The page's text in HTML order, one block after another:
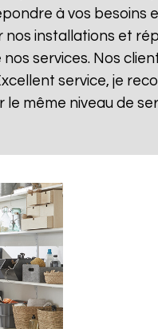
à vos besoins
nos installations et
services. Nos
service, je
le même niveau de